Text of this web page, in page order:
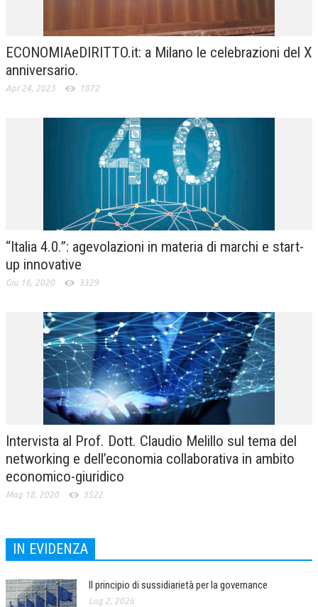
ECONOMIAeDIRITTO.it: a Milano le celebrazioni del X
anniversario.
Apr 24, 2023 1872
“Italia 4.0.”: agevolazioni in materia di marchi e start-
up innovative
Giu 16, 2020 3329
Intervista al Prof. Dott. Claudio Melillo sul tema del
networking e dell’economia collaborativa in ambito
economico-giuridico
Mag 18, 2020 3522
IN EVIDENZA
Il principio di sussidiarietà per la governance
Lug 2, 2026